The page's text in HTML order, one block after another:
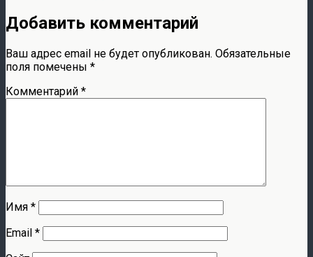
Добавить комментарий
Ваш адрес email не будет опубликован. Обязательные
поля помечены *
Комментарий *
Имя *
Email *